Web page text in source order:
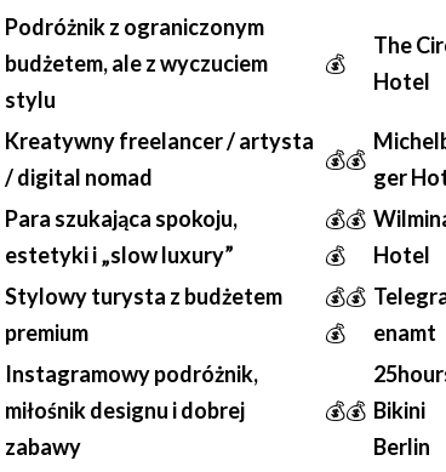
Podróżnik z ograniczonym
budżetem, ale z wyczuciem
stylu
💰
The
Hotel
Kreatywny freelancer / artysta
/ digital nomad
💰💰
ger
Para szukająca spokoju,
estetyki i „slow luxury”
💰💰
💰
Hotel
Stylowy turysta z budżetem
premium
💰💰
💰
enamt
Instagramowy podróżnik,
miłośnik designu i dobrej
zabawy
💰💰 Bikini
Berlin